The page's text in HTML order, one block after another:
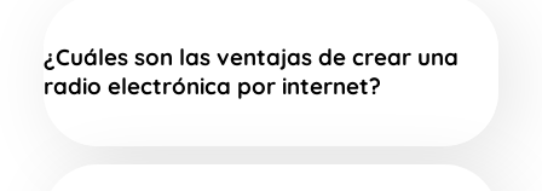
¿Cuáles son las ventajas de crear una
radio electrónica por internet?